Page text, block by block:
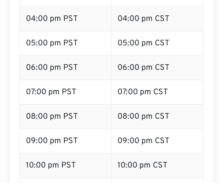
04:00 pm PST 04:00 pm CST
05:00 pm PST 05:00 pm CST
06:00 pm PST 06:00 pm CST
07:00 pm PST 07:00 pm CST
08:00 pm PST 08:00 pm CST
09:00 pm PST 09:00 pm CST
10:00 pm PST 10:00 pm CST